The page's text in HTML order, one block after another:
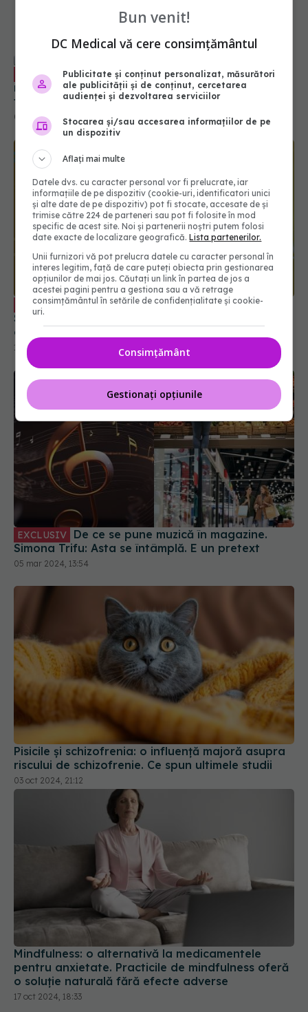
EXCLUSIV Tratamentul pentru episoadele
maniacale, reaprobat. Gabriel Diaconu: Nu e un
tratament revoluționar. Nu îl avem în Europa. Noi
avem altceva, dar face cam același lucru
03 apr 2024, 15:38
EXCLUSIV Impactul reclamelor din mediul online.
Simona Trifu: I s-a încălcat spațiul personal. Are
o structură paranoidă
12 mar 2024, 23:53
EXCLUSIV
Simona Trifu: Asta se întâmplă. E un pretext
05 mar 2024, 13:54
Pisicile și schizofrenia: o influență majoră asupra
riscului de schizofrenie. Ce spun ultimele studii
03 oct 2024, 21:12
Mindfulness: o alternativă la medicamentele
pentru anxietate. Practicile de mindfulness oferă
o soluție naturală fără efecte adverse
17 oct 2024, 18:33
Bun venit!
DC Medical vă cere consimțământul
Publicitate și conținut personalizat, măsurători
ale publicității și de conținut, cercetarea
audienței și dezvoltarea serviciilor
Stocarea și/sau accesarea informațiilor de pe
un dispozitiv
Aflați mai multe
Datele dvs. cu caracter personal vor fi prelucrate, iar
informațiile de pe dispozitiv (cookie-uri, identificatori unici
și alte date de pe dispozitiv) pot fi stocate, accesate de și
trimise către 224 de parteneri sau pot fi folosite în mod
specific de acest site. Noi și partenerii noștri putem folosi
date exacte de localizare geografică.Lista partenerilor.
Unii furnizori vă pot prelucra datele cu caracter personal în
interes legitim, față de care puteți obiecta prin gestionarea
opțiunilor de mai jos. Căutați un link în partea de jos a
acestei pagini pentru a gestiona sau a vă retrage
consimțământul în setările de confidențialitate și cookie-
uri.
Consimțământ
Gestionați opțiunile